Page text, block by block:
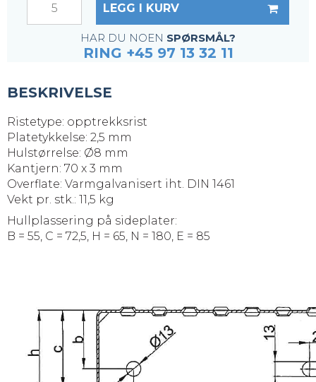
LEGG I KURV
HAR DU NOEN SPØRSMÅL?
RING +45 97 13 32 11
BESKRIVELSE
Ristetype: opptrekksrist
Platetykkelse: 2,5 mm
Hulstørrelse: Ø8 mm
Kantjern: 70 x 3 mm
Overflate: Varmgalvanisert iht. DIN 1461
Vekt pr. stk.: 11,5 kg
Hullplassering på sideplater:
B = 55, C = 72,5, H = 65, N = 180, E = 85